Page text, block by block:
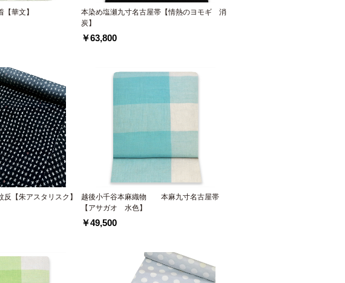
華文】
本染め塩瀬九寸名古屋帯【情熱のヨモギ 消
炭】
￥63,800
【朱アスタリスク】
越後小千谷本麻織物 本麻九寸名古屋帯
【アサガオ 水色】
￥49,500